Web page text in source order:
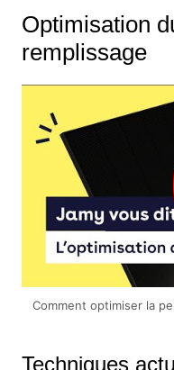
Optimisation
remplissage
Comment optimiser la
Techniques